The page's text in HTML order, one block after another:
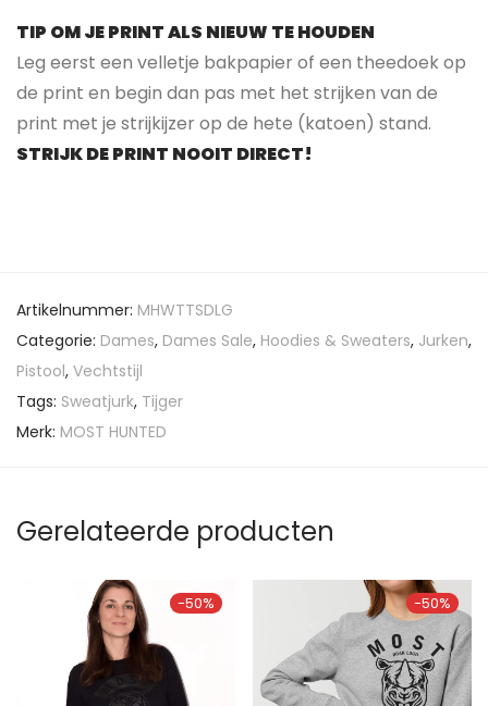
TIP OM JE PRINT ALS NIEUW TE HOUDEN
Leg eerst een velletje bakpapier of een theedoek op
de print en begin dan pas met het strijken van de
print met je strijkijzer op de hete (katoen) stand.
STRIJK DE PRINT NOOIT DIRECT!
Artikelnummer: MHWTTSDLG
Categorie: Dames, Dames Sale, Hoodies & Sweaters, Jurken,
Pistool, Vechtstijl
Tags: Sweatjurk, Tijger
Merk: MOST HUNTED
Gerelateerde producten
-50% -50%